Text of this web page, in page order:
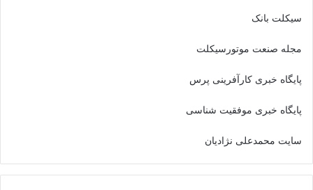
سیکلت بانک
مجله صنعت موتورسیکلت
پایگاه خبری کارآفرینی پرس
پایگاه خبری موفقیت شناسی
سایت محمدعلی نژادیان